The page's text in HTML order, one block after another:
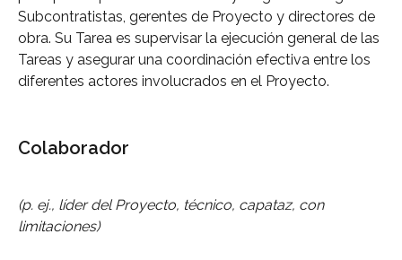
Subcontratistas, gerentes de Proyecto y directores de
obra. Su Tarea es supervisar la ejecución general de las
Tareas y asegurar una coordinación efectiva entre los
diferentes actores involucrados en el Proyecto.
Colaborador
(p. ej., líder del Proyecto, técnico, capataz, con
limitaciones)